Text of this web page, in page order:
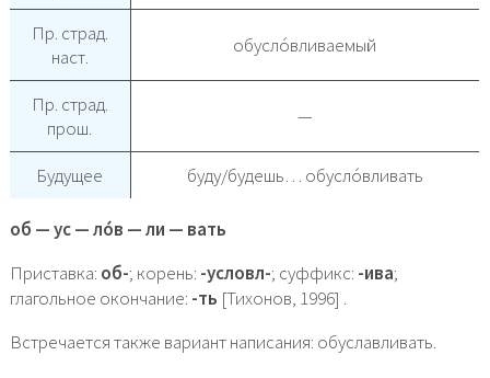
Пр. страд.
наст.
обусло́вливаемый
Пр. страд.
прош.
—
Будущее буду/будешь… обусло́вливать
об — ус — ло́в — ли — вать
Приставка: об-; корень: -условл-; суффикс: -ива;
глагольное окончание: -ть [Тихонов, 1996] .
Встречается также вариант написания: обуславливать.